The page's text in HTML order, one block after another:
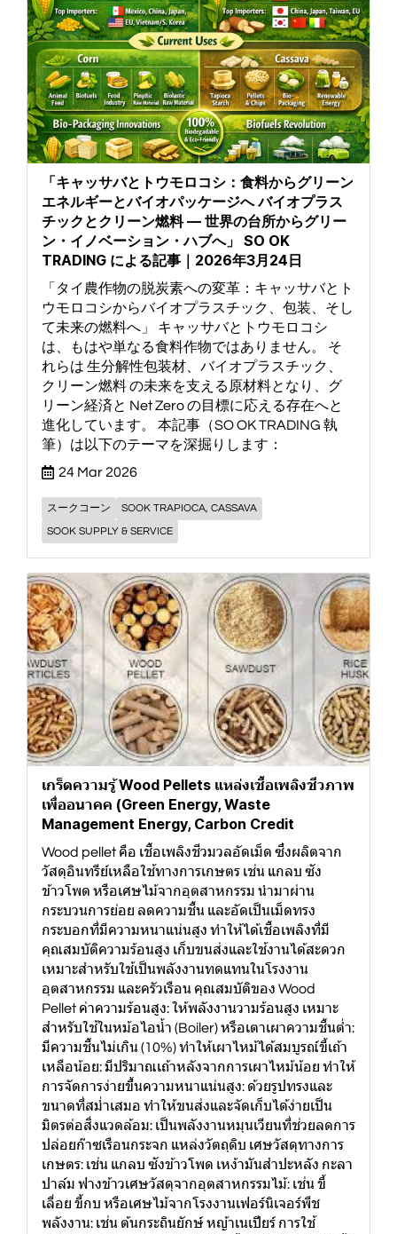
「キャッサバとトウモロコシ：食料からグリーン
エネルギーとバイオパッケージへ バイオプラス
チックとクリーン燃料 — 世界の台所からグリー
ン・イノベーション・ハブへ」 SO OK
TRADING による記事｜2026年3月24日
「タイ農作物の脱炭素への変革：キャッサバとト
ウモロコシからバイオプラスチック、包装、そし
て未来の燃料へ」 キャッサバとトウモロコシ
は、もはや単なる食料作物ではありません。 そ
れらは 生分解性包装材、バイオプラスチック、
クリーン燃料 の未来を支える原材料となり、グ
リーン経済と Net Zero の目標に応える存在へと
進化しています。 本記事（SO OK TRADING 執
筆）は以下のテーマを深掘りします：
24 Mar 2026
スークコーン
SOOK TRAPIOCA, CASSAVA
SOOK SUPPLY & SERVICE
เกร็ดความรู้ Wood Pellets แหล่งเชื้อเพลิงชีวภาพ
เพื่ออนาคค (Green Energy, Waste
Management Energy, Carbon Credit
Wood pellet คือ เชื้อเพลิงชีวมวลอัดเม็ด ซึ่งผลิตจาก
วัสดุอินทรีย์เหลือใช้ทางการเกษตร เช่น แกลบ ซัง
ข้าวโพด หรือเศษไม้จากอุตสาหกรรม นำมาผ่าน
กระบวนการย่อย ลดความชื้น และอัดเป็นเม็ดทรง
กระบอกที่มีความหนาแน่นสูง ทำให้ได้เชื้อเพลิงที่มี
คุณสมบัติความร้อนสูง เก็บขนส่งและใช้งานได้สะดวก
เหมาะสำหรับใช้เป็นพลังงานทดแทนในโรงงาน
อุตสาหกรรม และครัวเรือน คุณสมบัติของ Wood
Pellet ค่าความร้อนสูง: ให้พลังงานวามร้อนสูง เหมาะ
สำหรับใช้ในหม้อไอน้ำ (Boiler) หรือเตาเผาความชื้นต่ำ:
มีความชื้นไม่เกิน (10%) ทำให้เผาไหม้ได้สมบูรณ์ขี้เถ้า
เหลือน้อย: มีปริมาณเถ้าหลังจากการเผาไหม้น้อย ทำให้
การจัดการง่ายขึ้นความหนาแน่นสูง: ด้วยรูปทรงและ
ขนาดที่สม่ำเสมอ ทำให้ขนส่งและจัดเก็บได้ง่ายเป็น
มิตรต่อสิ่งแวดล้อม: เป็นพลังงานหมุนเวียนที่ช่วยลดการ
ปล่อยก๊าซเรือนกระจก แหล่งวัตถุดิบ เศษวัสดุทางการ
เกษตร: เช่น แกลบ ซังข้าวโพด เหง้ามันสำปะหลัง กะลา
ปาล์ม ฟางข้าวเศษวัสดุจากอุตสาหกรรมไม้: เช่น ขี้
เลื่อย ขี้กบ หรือเศษไม้จากโรงงานเฟอร์นิเจอร์พืช
พลังงาน: เช่น ต้นกระถินยักษ์ หญ้าเนเปียร์ การใช้